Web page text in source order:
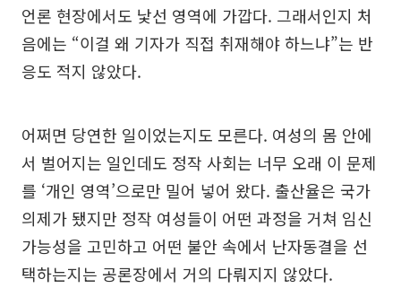
언론 현장에서도 낯선 영역에 가깝다. 그래서인지 처
음에는 “이걸 왜 기자가 직접 취재해야 하느냐”는 반
응도 적지 않았다.
어쩌면 당연한 일이었는지도 모른다. 여성의 몸 안에
서 벌어지는 일인데도 정작 사회는 너무 오래 이 문제
를 ‘개인 영역’으로만 밀어 넣어 왔다. 출산율은 국가
의제가 됐지만 정작 여성들이 어떤 과정을 거쳐 임신
가능성을 고민하고 어떤 불안 속에서 난자동결을 선
택하는지는 공론장에서 거의 다뤄지지 않았다.